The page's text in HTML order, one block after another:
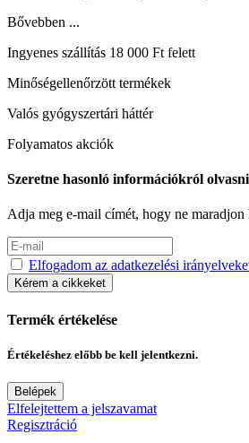
Bővebben ...
Ingyenes szállítás 18 000 Ft felett
Minőségellenőrzött termékek
Valós gyógyszertári háttér
Folyamatos akciók
Szeretne hasonló információkról
Adja meg e-mail címét, hogy ne maradjon
Elfogadom az adatkezelési
Kérem a cikkeket
Termék értékelése
Értékeléshez előbb be kell jelentkezni.
Belépek
Elfelejtettem a jelszavamat
Regisztráció